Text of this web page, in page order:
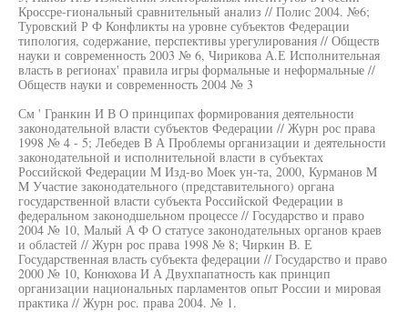
Кроссре-гиональный сравнительный анализ // Полис 2004. №6;
Туровский Р Ф Конфликты на уровне субъектов Федерации
типология, содержание, перспективы урегулирования // Обществ
науки и современность 2003 № 6, Чирикова А.Е Исполнительная
власть в регионах' правила игры формальные и неформальные //
Обществ науки и современность 2004 № 3
См ' Гранкин И В О принципах формирования деятельности
законодательной власти субъектов Федерации // Журн рос права
1998 № 4 - 5; Лебедев В А Проблемы организации и деятельности
законодательной и исполнительной власти в субъектах
Российской Федерации M Изд-во Моек ун-та, 2000, Курманов M
M Участие законодательного (представительного) органа
государственной власти субъекта Российской Федерации в
федеральном законодшельном процессе // Государство и право
2004 № 10, Малый А Ф О статусе законодательных органов краев
и областей // Журн рос права 1998 № 8; Чиркин В. Е
Государственная власть субъекта федерации // Государство и право
2000 № 10, Конюхова И А Двухпапатность как принцип
организации национальных парламентов опыт России и мировая
практика // Журн рос. права 2004. № 1.